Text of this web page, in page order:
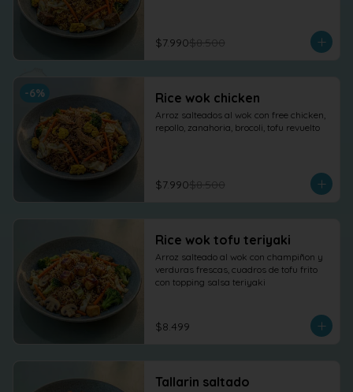
$7.990$8.500
-6% Rice wok chicken
Arroz salteados al wok con free chicken,
repollo, zanahoria, brocoli, tofu revuelto
$7.990$8.500
Rice wok tofu teriyaki
Arroz salteado al wok con champiñon y
verduras frescas, cuadros de tofu frito
con topping salsa teriyaki
$8.499
Tallarin saltado